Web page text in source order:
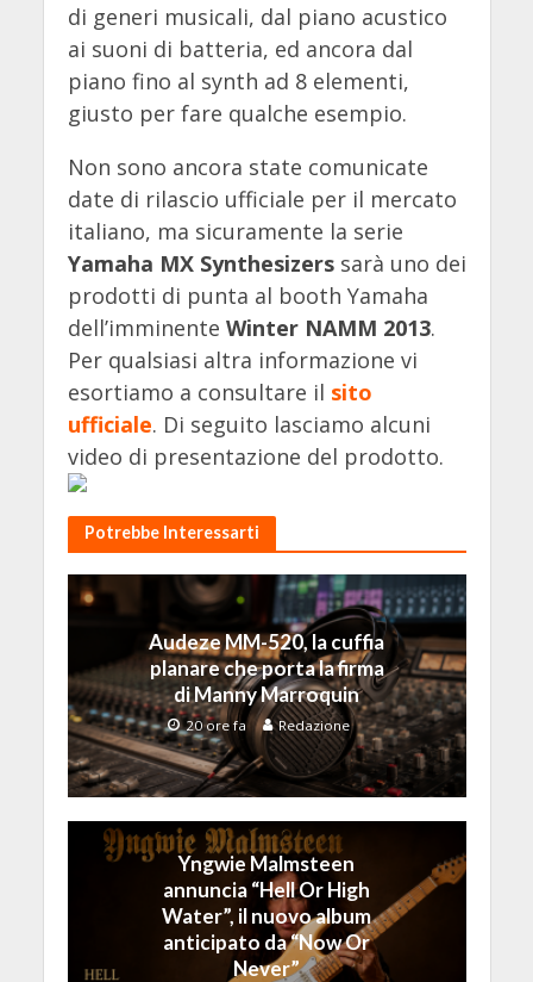
di generi musicali, dal piano acustico
ai suoni di batteria, ed ancora dal
piano fino al synth ad 8 elementi,
giusto per fare qualche esempio.
Non sono ancora state comunicate
date di rilascio ufficiale per il mercato
italiano, ma sicuramente la serie
Yamaha MX Synthesizerssarà uno dei
prodotti di punta al booth Yamaha
dell’imminente Winter NAMM 2013.
Per qualsiasi altra informazione vi
esortiamo a consultare il sito
ufficiale. Di seguito lasciamo alcuni
video di presentazione del prodotto.
Potrebbe Interessarti
Audeze MM-520, la cuffia
planare che porta la firma
di Manny Marroquin
20 ore fa Redazione
Yngwie Malmsteen
annuncia “Hell Or High
Water”, il nuovo album
anticipato da “Now Or
Never”